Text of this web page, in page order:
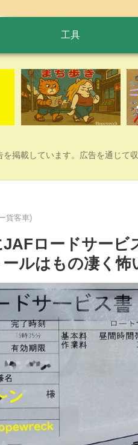
工具
掲載しています。広告を通じて
貨客車)
ロードサービ
ルはもの凄く怖